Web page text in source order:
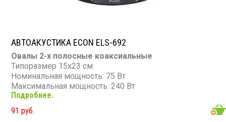
АВТОАКУСТИКА ECON ELS-692
Овалы 2-х полосные коаксиальные
Типоразмер 15х23 см
Номинальная мощность: 75 Вт
Максимальная мощность: 240 Вт
Диапазон частот: 50 - 18 000 Гц
Чувствительность: 91 дБ
Сопротивление: 4 Ом
Подробнее.
91 руб.